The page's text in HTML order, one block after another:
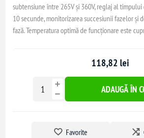
subtensiune între 265V și 360V, reglaj al
10 secunde, monitorizarea succesiunii fazelor și
fază. Temperatura optimă de funcționare este
118,82 lei
ADAUGĂ ÎN
Favorite